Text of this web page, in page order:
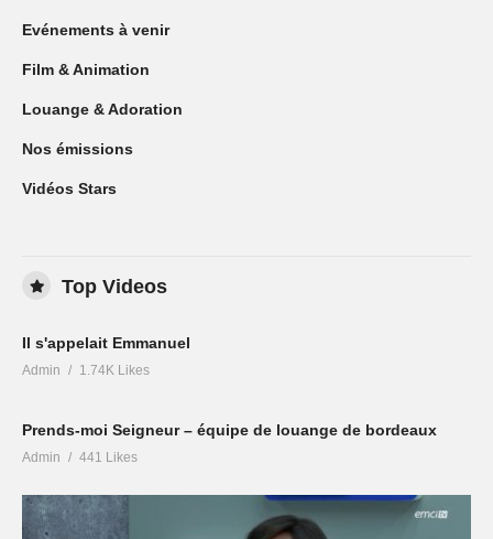
Evénements à venir
Film & Animation
Louange & Adoration
Nos émissions
Vidéos Stars
Top Videos
Il s'appelait Emmanuel
Admin 1.74K Likes
Prends-moi Seigneur – équipe de louange de bordeaux
Admin 441 Likes